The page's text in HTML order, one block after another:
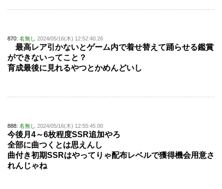
870: 名無し 2024/05/16(木) 12:52:40.26
最高レア引かないとゲーム内で着せ替えて踊らせる鑑賞
ができないってこと？
育成最後に見れるやつとかめんどいし
888: 名無し 2024/05/16(木) 12:55:45.00
今後月4～6枚程度SSR追加やろ
全部に曲つくとは思えんし
曲付き初期SSRはやってりゃ配布レベルで獲得機会用意さ
れんじゃね